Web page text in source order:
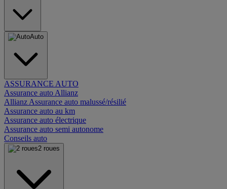
Auto
ASSURANCE AUTO
Assurance auto Allianz
Allianz Assurance auto malussé/résilié
Assurance auto au km
Assurance auto électrique
Assurance auto semi autonome
Conseils auto
2 roues